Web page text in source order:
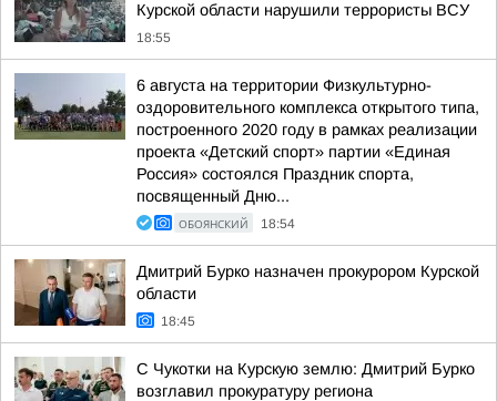
Курской области нарушили террористы ВСУ
18:55
6 августа на территории Физкультурно-
оздоровительного комплекса открытого типа,
построенного 2020 году в рамках реализации
проекта «Детский спорт» партии «Единая
Россия» состоялся Праздник спорта,
посвященный Дню...
ОБОЯНСКИЙ 18:54
Дмитрий Бурко назначен прокурором Курской
области
18:45
С Чукотки на Курскую землю: Дмитрий Бурко
возглавил прокуратуру региона